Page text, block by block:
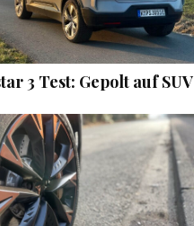
3 Test: Gepolt auf SUV